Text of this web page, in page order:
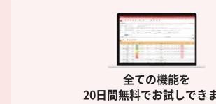
全ての機能を
20日間無料でお試しでき